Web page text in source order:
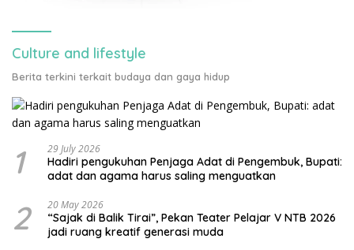
Culture and lifestyle
Berita terkini terkait budaya dan gaya hidup
1 29 July 2026
Hadiri pengukuhan Penjaga Adat di Pengembuk, Bupati:
adat dan agama harus saling menguatkan
2 20 May 2026
“Sajak di Balik Tirai”, Pekan Teater Pelajar V NTB 2026
jadi ruang kreatif generasi muda